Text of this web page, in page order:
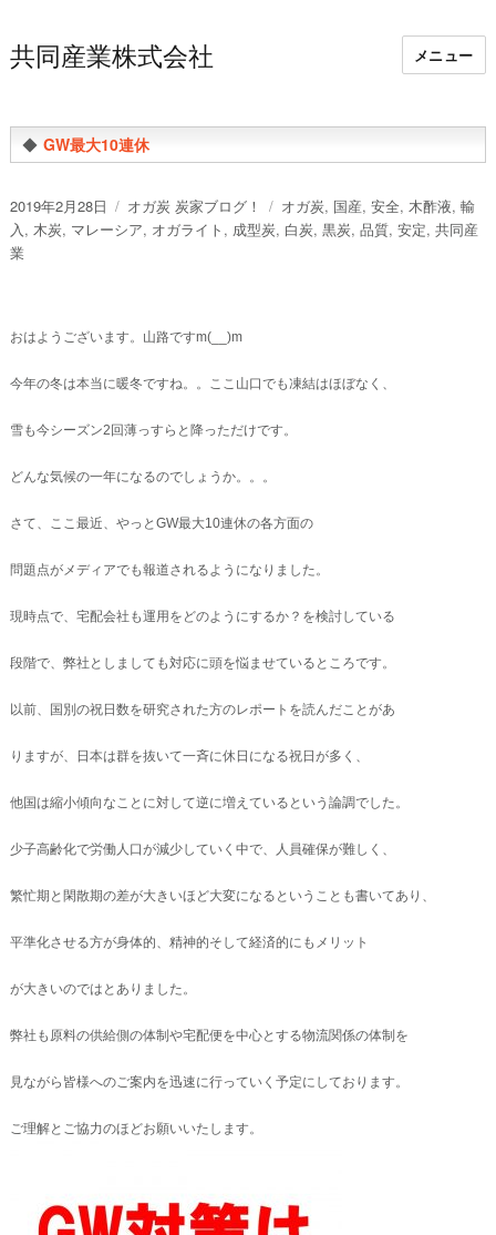
共同産業株式会社 メニュー
◆ GW最大10連休
投
稿
日:
2019年2月28日
カ
テ
オガ炭 炭家ブログ！
タ
グ
オガ炭, 国産, 安全, 木酢液, 輸
入 , 木炭, マレーシア, オガライト , 成型炭, 白炭, 黒炭, 品質, 安定, 共同産
業
おはようございます。山路ですm(__)m
今年の冬は本当に暖冬ですね。。ここ山口でも凍結はほぼなく、
雪も今シーズン2回薄っすらと降っただけです。
どんな気候の一年になるのでしょうか。。。
さて、ここ最近、やっとGW最大10連休の各方面の
問題点がメディアでも報道されるようになりました。
現時点で、宅配会社も運用をどのようにするか？を検討している
段階で、弊社としましても対応に頭を悩ませているところです。
以前、国別の祝日数を研究された方のレポートを読んだことがあ
りますが、日本は群を抜いて一斉に休日になる祝日が多く、
他国は縮小傾向なことに対して逆に増えているという論調でした。
少子高齢化で労働人口が減少していく中で、人員確保が難しく、
繁忙期と閑散期の差が大きいほど大変になるということも書いてあり、
平準化させる方が身体的、精神的そして経済的にもメリット
が大きいのではとありました。
弊社も原料の供給側の体制や宅配便を中心とする物流関係の体制を
見ながら皆様へのご案内を迅速に行っていく予定にしております。
ご理解とご協力のほどお願いいたします。